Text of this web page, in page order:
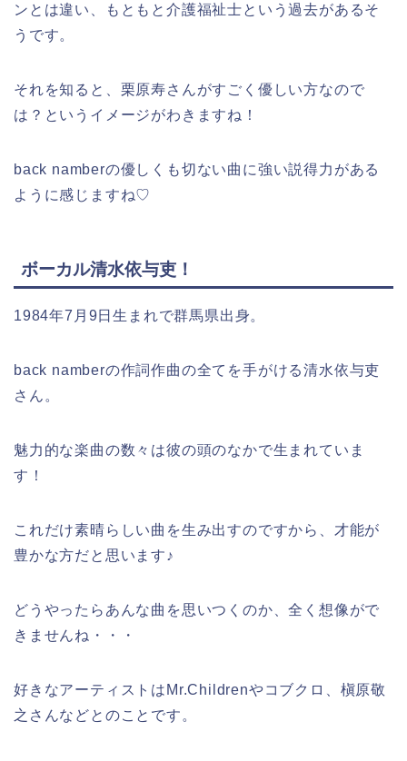
ンとは違い、もともと介護福祉士という過去があるそ
うです。
それを知ると、栗原寿さんがすごく優しい方なので
は？というイメージがわきますね！
back namberの優しくも切ない曲に強い説得力がある
ように感じますね♡
ボーカル清水依与吏！
1984年7月9日生まれで群馬県出身。
back namberの作詞作曲の全てを手がける清水依与吏
さん。
魅力的な楽曲の数々は彼の頭のなかで生まれていま
す！
これだけ素晴らしい曲を生み出すのですから、才能が
豊かな方だと思います♪
どうやったらあんな曲を思いつくのか、全く想像がで
きませんね・・・
好きなアーティストはMr.Childrenやコブクロ、槇原敬
之さんなどとのことです。